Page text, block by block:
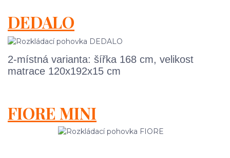
DEDALO
2-místná varianta: šířka 168 cm, velikost
matrace 120x192x15 cm
FIORE MINI